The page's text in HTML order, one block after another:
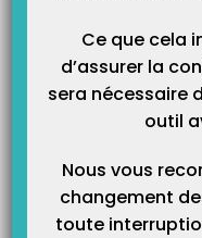
Article Précédent
Les modèles de courrier
Ce que cela
d’assurer la
sera nécessaire
outil
Nous vous
changement
toute